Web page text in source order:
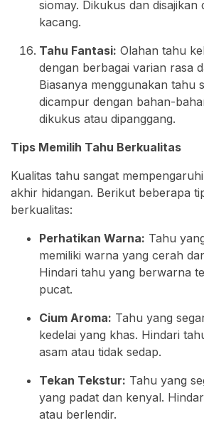
siomay. Dikukus dan disajikan
kacang.
Tahu Fantasi: Olahan tahu
dengan berbagai varian rasa
Biasanya menggunakan tahu
dicampur dengan bahan-
dikukus atau dipanggang.
Tips Memilih Tahu Berkualitas
Kualitas tahu sangat
akhir hidangan. Berikut beberapa
berkualitas:
Perhatikan Warna: Tahu
memiliki warna yang cerah
Hindari tahu yang berwarna
pucat.
Cium Aroma: Tahu yang
kedelai yang khas. Hindari
asam atau tidak sedap.
Tekan Tekstur: Tahu yang
yang padat dan kenyal.
atau berlendir.